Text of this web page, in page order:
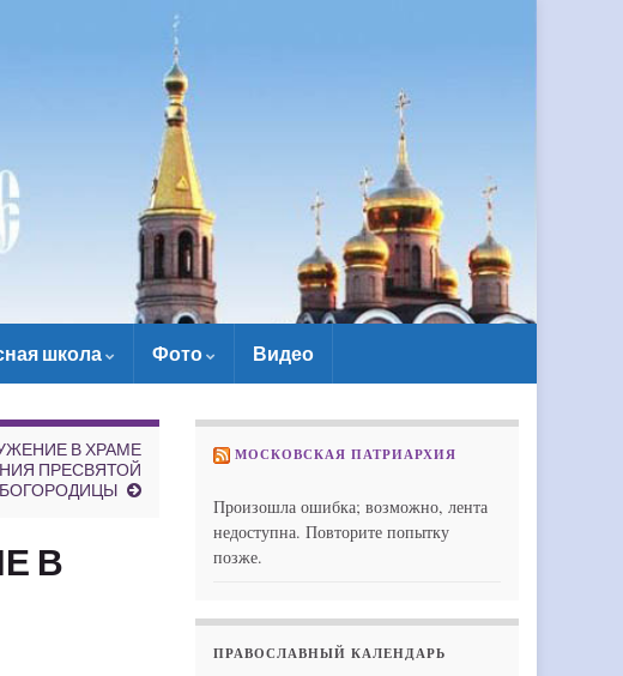
школа Фото Видео
В ХРАМЕ
ПРЕСВЯТОЙ
БОГОРОДИЦЫ
В
МОСКОВСКАЯ ПАТРИАРХИЯ
Произошла ошибка; возможно, лента
недоступна. Повторите попытку
позже.
ПРАВОСЛАВНЫЙ КАЛЕНДАРЬ